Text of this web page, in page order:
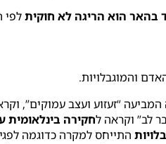
בהאר הוא הריגה לא חוקיתלפי
והמוגבלויות.
“זעזוע ועצב עמוקים”,
לב” וקראה לחקירה בינלאומית
התייחס למקרה כדוגמה